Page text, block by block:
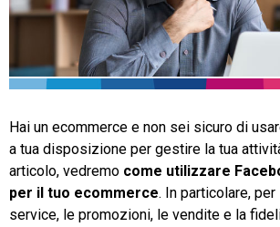
Trust Services
TeamSystem Corporate
TeamSystem Store
Hai un ecommerce e non sei sicuro di
a tua disposizione per gestire la tua
articolo, vedremo come utilizzare
per il tuo ecommerce. In particolare,
service, le promozioni, le vendite e la